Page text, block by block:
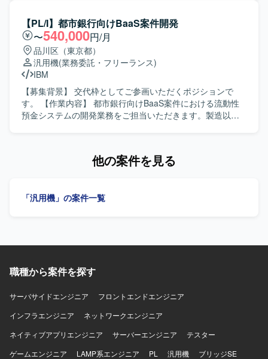
いた業務系システム開発環境となります。
の洗い出しや不具合の検証を行っていただきます。基本設
計からリリースまでの工程に携わっていただきます。 【求
める人物像】 関係者と円滑にコミュニケーションを取りな
がら主体的に業務を推進していただける方を求めていま
す。保守とマイグレーションの両方の視点を持ち、責任感
を持って粘り強く対応いただける方が望ましいです。 【ポ
ジションの魅力】 生保を中心とした金融系システムに携わ
ることで、業務知識とレガシーから次期システムへのマイ
グレーション経験を同時に積むことができます。COBOLに
WebApps、DB：HiRDB、DB2 フレームワーク：JSF 開発
【PL/I】都市銀行向けBaaS案件開発
〜540,000円/月
品川区（東京都）
汎用機(業務委託・フリーランス)
IBM
【募集背景】 交代枠としてご参画いただくポジションで
す。 【作業内容】 都市銀行向けBaaS案件における流動性
預金システムの開発業務をご担当いただきます。製造以降
発を進めていただける方を求めています。関係者と連携し
に携わることで、大規模金融システムの知見や流動性預金
ム開発環境です。
他の案件を見る
「汎用機」の案件一覧
職種から案件を探す
サーバサイドエンジニア
フロントエンドエンジニア
インフラエンジニア
ネットワークエンジニア
ネイティブアプリエンジニア
サーバーエンジニア
テスター
ゲームエンジニア
LAMP系エンジニア PL 汎用機
ブリッジSE